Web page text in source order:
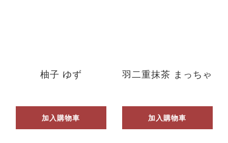
柚子 ゆず
加入購物車
羽二重抹茶 まっちゃ
加入購物車